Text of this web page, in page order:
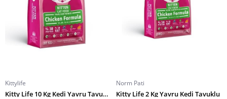
Kittylife
Kitty Life 10 Kg Kedi Yavru Tavuklu
Norm Pati
Kitty Life 2 Kg Yavru Kedi Tavuklu